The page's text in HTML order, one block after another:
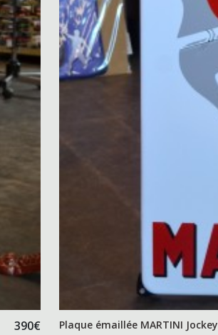
390€ Plaque émaillée MARTINI Jockey